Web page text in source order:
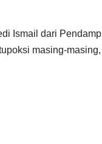
Ismail dari
masing-